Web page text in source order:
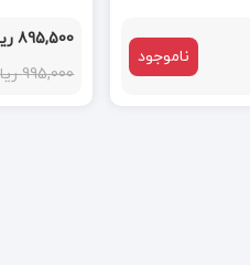
ناموجود
895,500 ریال
995,000 ریال